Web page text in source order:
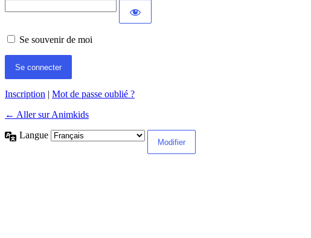
Se souvenir de moi
Inscription | Mot de passe oublié ?
← Aller sur Animkids
Langue